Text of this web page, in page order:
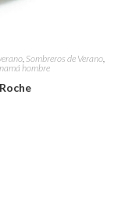
, Sombreros de Verano,
hombre